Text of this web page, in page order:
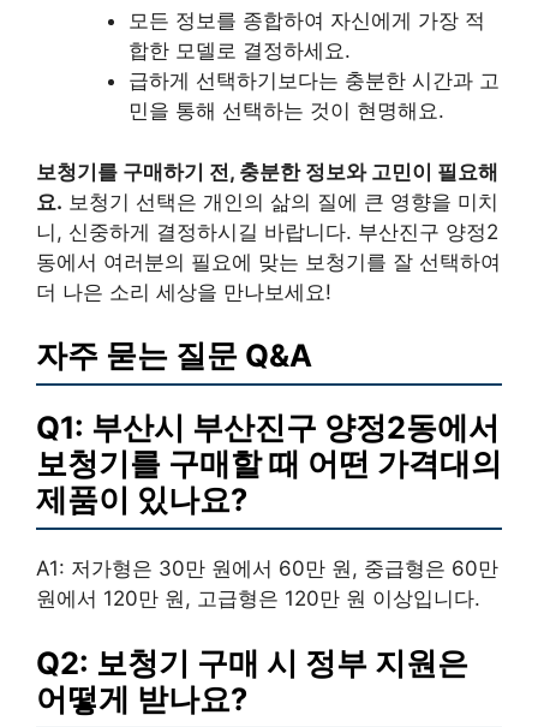
모든 정보를 종합하여 자신에게 가장 적
합한 모델로 결정하세요.
급하게 선택하기보다는 충분한 시간과 고
민을 통해 선택하는 것이 현명해요.
보청기를 구매하기 전, 충분한 정보와 고민이 필요해
요. 보청기 선택은 개인의 삶의 질에 큰 영향을 미치
니, 신중하게 결정하시길 바랍니다. 부산진구 양정2
동에서 여러분의 필요에 맞는 보청기를 잘 선택하여
더 나은 소리 세상을 만나보세요!
자주 묻는 질문 Q&A
Q1: 부산시 부산진구 양정2동에서
보청기를 구매할 때 어떤 가격대의
제품이 있나요?
A1: 저가형은 30만 원에서 60만 원, 중급형은 60만
원에서 120만 원, 고급형은 120만 원 이상입니다.
Q2: 보청기 구매 시 정부 지원은
어떻게 받나요?